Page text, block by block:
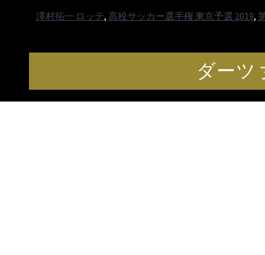
澤村拓一 ロッテ, 高校サッカー選手権 東京予選 2019,
ダーツ